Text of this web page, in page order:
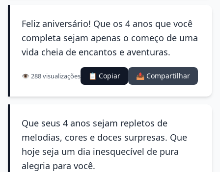
Feliz aniversário! Que os 4 anos que você
completa sejam apenas o começo de uma
vida cheia de encantos e aventuras.
👁️ 288 visualizações 📋 Copiar 📤 Compartilhar
Que seus 4 anos sejam repletos de
melodias, cores e doces surpresas. Que
hoje seja um dia inesquecível de pura
alegria para você.